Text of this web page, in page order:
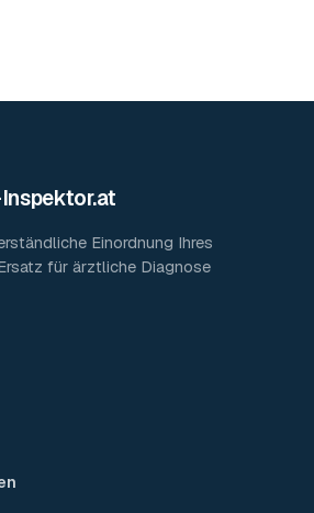
at
Einordnung Ihres
für ärztliche Diagnose